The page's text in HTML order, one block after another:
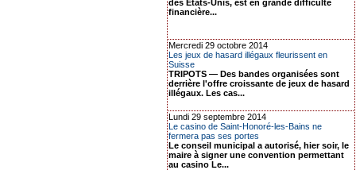
des Etats-Unis, est en grande difficulté
financière...
Mercredi 29 octobre 2014
Les jeux de hasard illégaux fleurissent en
Suisse
TRIPOTS — Des bandes organisées sont
derrière l'offre croissante de jeux de hasard
illégaux. Les cas...
Lundi 29 septembre 2014
Le casino de Saint-Honoré-les-Bains ne
fermera pas ses portes
Le conseil municipal a autorisé, hier soir, le
maire à signer une convention permettant
au casino Le...